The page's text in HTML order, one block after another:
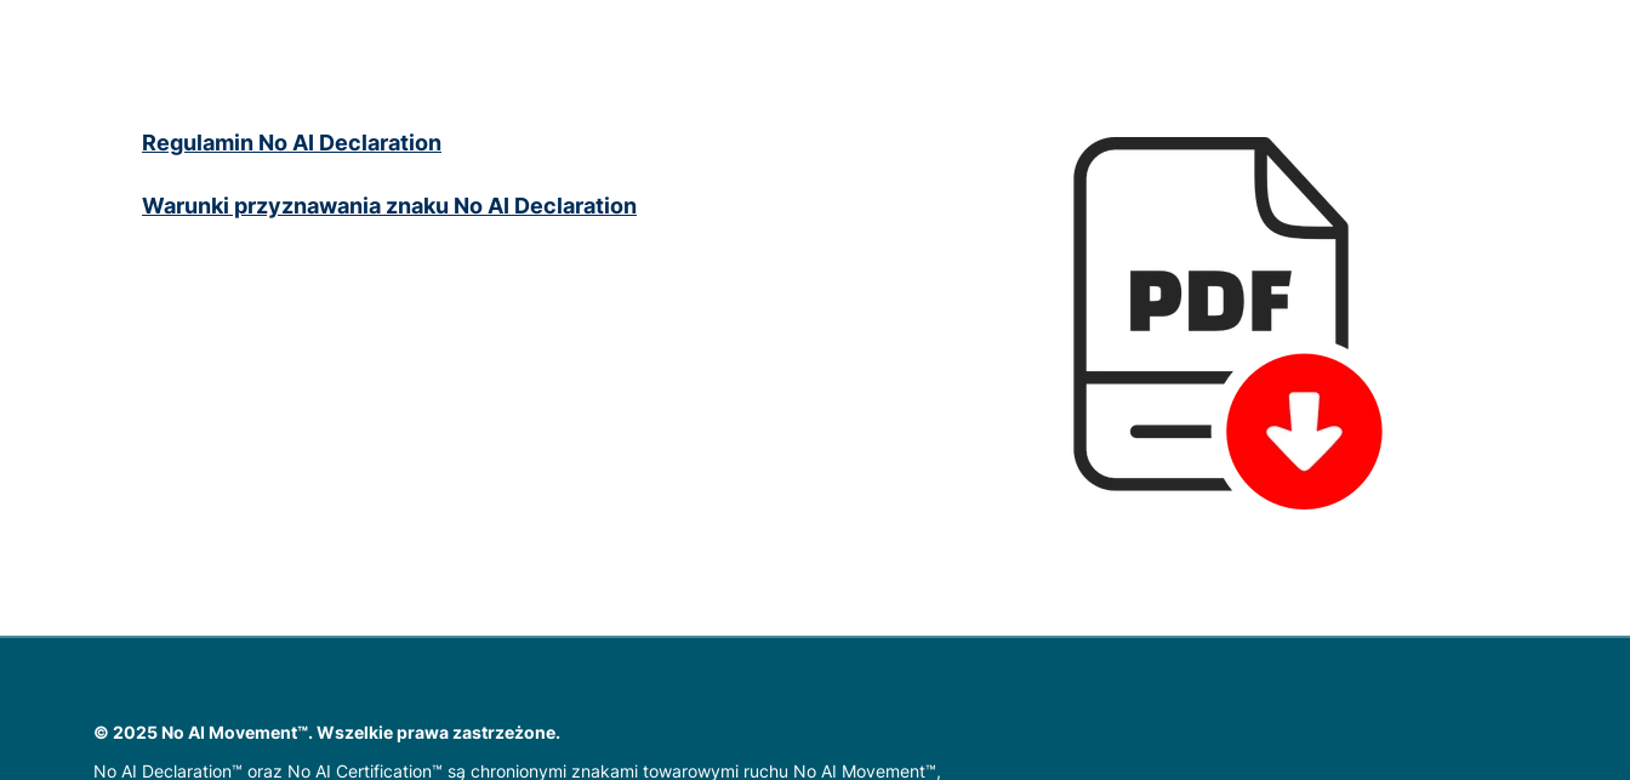
Regulamin No AI Declaration
Warunki przyznawania znaku No AI Declaration
© 2025 No AI Movement™. Wszelkie prawa zastrzeżone.
No AI Declaration™ oraz No AI Certification™ są chronionymi znakami towarowymi ruchu No AI Movement™,
Cookies to małe pliki danych, które są przechowywane na Twoim urządzeniu
podczas przeglądania stron internetowych. Używamy ich do poprawy
działania serwisu, personalizacji treści, oraz analizy ruchu na stronie.
Zezwól na wszystkie